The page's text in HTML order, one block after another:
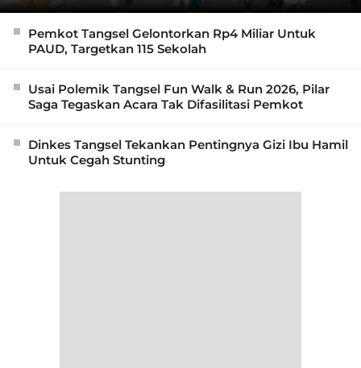
Pemkot Tangsel Gelontorkan Rp4 Miliar Untuk
PAUD, Targetkan 115 Sekolah
Usai Polemik Tangsel Fun Walk & Run 2026, Pilar
Saga Tegaskan Acara Tak Difasilitasi Pemkot
Dinkes Tangsel Tekankan Pentingnya Gizi Ibu Hamil
Untuk Cegah Stunting